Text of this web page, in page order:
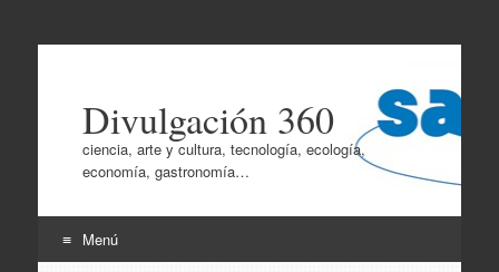
Divulgación 360
ciencia, arte y cultura, tecnología, ecología,
economía, gastronomía…
Menú